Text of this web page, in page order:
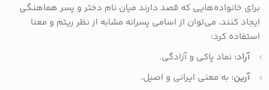
برای خانواده‌هایی که قصد دارند میان نام دختر و پسر هماهنگی
ایجاد کنند، می‌توان از اسامی پسرانه مشابه از نظر ریتم و معنا
استفاده کرد:
آراد: نماد پاکی و آزادگی.
آرین: به معنی ایرانی و اصیل.